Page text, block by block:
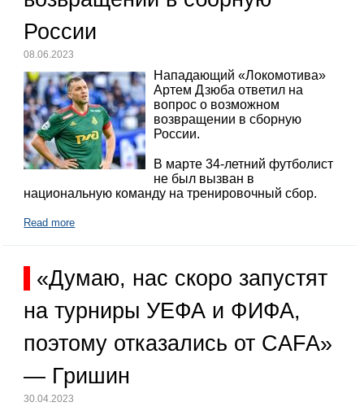
России
08.06.2023
Нападающий «Локомотива»
Артем Дзюба ответил на
вопрос о возможном
возвращении в сборную
России.
В марте 34-летний футболист
не был вызван в
национальную команду на тренировочный сбор.
Read more
«Думаю, нас скоро запустят
на турниры УЕФА и ФИФА,
поэтому отказались от CAFA»
— Гришин
30.04.2023